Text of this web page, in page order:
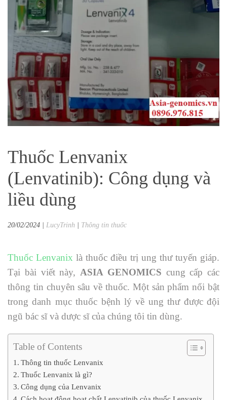
Thuốc Lenvanix
(Lenvatinib): Công dụng và
liều dùng
20/02/2024 LucyTrinh Thông tin thuốc
Thuốc Lenvanix là thuốc điều trị ung thư tuyến giáp.
Tại bài viết này, ASIA GENOMICS cung cấp các
thông tin chuyên sâu về thuốc. Một sản phẩm nổi bật
trong danh mục thuốc bệnh lý về ung thư được đội
ngũ bác sĩ và dược sĩ của chúng tôi tin dùng.
Table of Contents
Thông tin thuốc Lenvanix
Thuốc Lenvanix là gì?
Công dụng của Lenvanix